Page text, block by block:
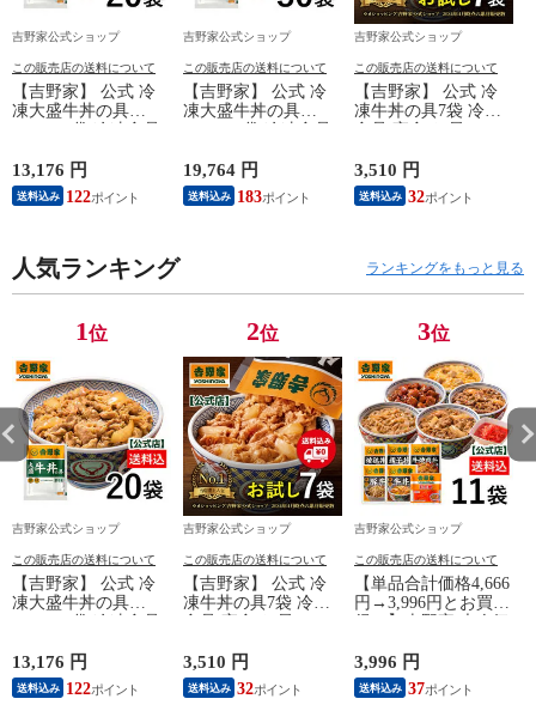
吉野家公式ショップ
この販売店の送料について
【吉野家】 公式 冷
凍大盛牛丼の具
フト・仕送りにも！
送料込み
13,176 円
送料込み 122
吉野家公式ショップ
この販売店の送料について
【吉野家】 公式 冷
凍大盛牛丼の具
フト・仕送りにも！
送料込み
19,764 円
送料込み 183
吉野家公式ショップ
この販売店の送料について
【吉野家】 公式 冷
凍牛丼の具7袋 冷凍
も！ 送料込み
3,510 円
送料込み 32
人気ランキング ランキングをもっと見る
1位
吉野家公式ショップ
この販売店の送料について
【吉野家】 公式 冷
凍大盛牛丼の具
フト・仕送りにも！
送料込み
13,176 円
送料込み 122
2位
吉野家公式ショップ
この販売店の送料について
【吉野家】 公式 冷
凍牛丼の具7袋 冷凍
も！ 送料込み
3,510 円
送料込み 32
3位
吉野家公式ショップ
この販売店の送料について
【単品合計価格4,666
円→3,996円とお買
2袋・豚丼2袋・牛焼
肉丼2袋 ・焼鶏丼2
袋・親子丼2袋・紅生
3,996 円
送料込み 37